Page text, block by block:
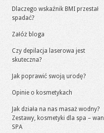
Dlaczego wskaźnik BMI przestał
spadać?
Załóż bloga
Czy depilacja laserowa jest
skuteczna?
Jak poprawić swoją urodę?
Opinie o kosmetykach
Jak działa na nas masaż wodny?
Zestawy, kosmetyki dla spa –
SPA